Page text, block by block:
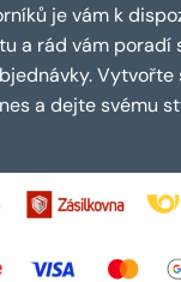
je vám k
a rád vám poradí
Vytvořte
a dejte svému